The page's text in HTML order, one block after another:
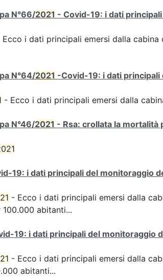
N°66/2021 - Covid-19: i dati
Ecco i dati principali emersi dalla cabina
N°64/2021 -Covid-19: i dati principali
- Ecco i dati principali emersi dalla
N°46/2021 - Rsa: crollata la mortalità
19: i dati principali del monitoraggio
- Ecco i dati principali emersi dalla
abitanti...
19: i dati principali del monitoraggio
- Ecco i dati principali emersi dalla
abitanti...